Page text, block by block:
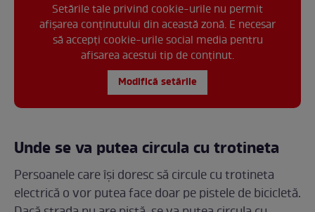
Setările tale privind cookie-urile nu permit
afișarea conținutului din această zonă. E necesar
să accepți cookie-urile social media pentru
afisarea acestui tip de conținut.
Modifică setările
Unde se va putea circula cu trotineta
Persoanele care își doresc să circule cu trotineta
electrică o vor putea face doar pe pistele de bicicletă.